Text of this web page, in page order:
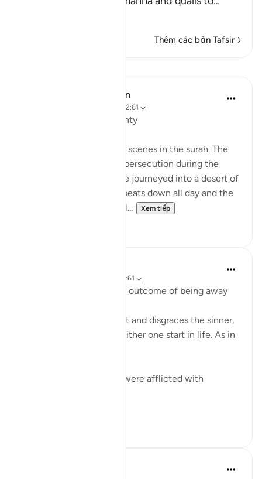
Thêm các bản Tafsir
In the Shade of the Quran
ayah 2:61
Unhappy with God's Bounty
Let us recall the previous scenes in the surah. The
Israelites have fled from persecution during the
reign of Pharaoh and have journeyed into a desert of
sand and rocks. The sun beats down all day and the
sky will yield no rain. Whil...
Xem tiếp
ayah 2:61
Humiliation is the natural outcome of being away
Allah honors the obedient and disgraces the sinner,
regardless of where did either one start in life. As in